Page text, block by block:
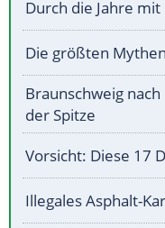
Durch die Jahre
Die größten
Braunschweig
der Spitze
Vorsicht: Diese 17
Illegales Asphalt-